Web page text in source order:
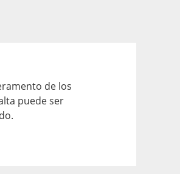
de los
puede ser